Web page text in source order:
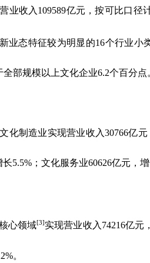
业收入 109589亿元，按可比口径
业态特征较为明显的16个行业小
全部规模以上文化企业6.2个百分点
制造业实现营业收入30766亿元
长5.5% ；文化服务业60626亿元，
心领域[3] 实现营业收入74216亿元
。